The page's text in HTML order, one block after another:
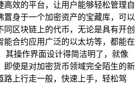
高效的平台，让用户能够轻松管理自
置身于一个加密资产的宝藏库，可以
同区块链上的代币，无论是具有开创
能合约应用广泛的以太坊等，都能在
其操作界面设计得简洁明了，就像
即使是对加密货币领域完全陌生的新
路上行走一般，快速上手，轻松驾